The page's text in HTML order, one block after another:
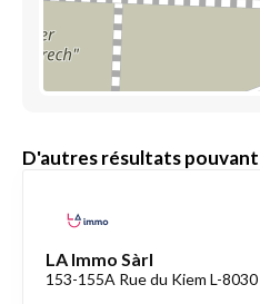
D'autres résultats
LA Immo Sàrl
153-155A Rue du Kiem L-